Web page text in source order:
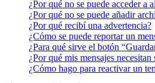
¿Por qué no se puede acceder a
¿Por qué no se puede añadir
¿Por qué recibí una advertencia?
¿Cómo se puede reportar un
¿Para qué sirve el botón
¿Por qué mis mensajes necesitan
¿Cómo hago para reactivar un